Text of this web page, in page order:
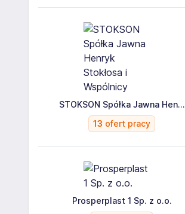
STOKSON Spółka Jawna Hen...
13 ofert pracy
Prosperplast 1 Sp. z o.o.